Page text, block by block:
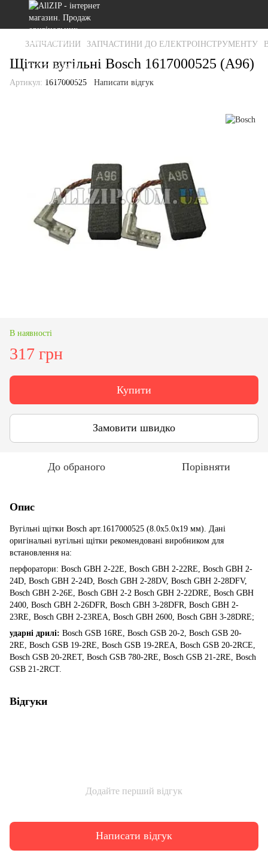
ЗАПЧАСТИНИ ЗАПЧАСТИНИ ДО ЕЛЕКТРОІНСТРУМЕНТУ
Щітки вугільні Bosch 1617000525 (A96)
Артикул: 1617000525 Написати відгук
В наявності
317 грн
Купити
Замовити швидко
До обраного Порівняти
Опис
Вугільні щітки Bosch арт.1617000525 (8.0x5.0x19 мм). Дані
оригінальні вугільні щітки рекомендовані виробником для
встановлення на:
перфоратори: Bosch GBH 2-22E, Bosch GBH 2-22RE, Bosch GBH 2-
24D, Bosch GBH 2-24D, Bosch GBH 2-28DV, Bosch GBH 2-28DFV,
Bosch GBH 2-26E, Bosch GBH 2-2 Bosch GBH 2-22DRE, Bosch GBH
2400, Bosch GBH 2-26DFR, Bosch GBH 3-28DFR, Bosch GBH 2-
23RE, Bosch GBH 2-23REA, Bosch GBH 2600, Bosch GBH 3-28DRE;
ударні дрилі: Bosch GSB 16RE, Bosch GSB 20-2, Bosch GSB 20-
2RE, Bosch GSB 19-2RE, Bosch GSB 19-2REA, Bosch GSB 20-2RCE,
Bosch GSB 20-2RET, Bosch GSB 780-2RE, Bosch GSB 21-2RE, Bosch
GSB 21-2RCT.
Відгуки
Додайте перший відгук
Написати відгук